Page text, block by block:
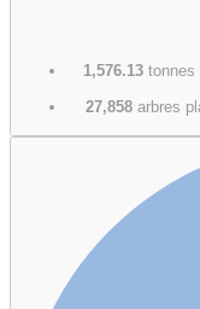
1,576.13tonnes
27,858 arbres